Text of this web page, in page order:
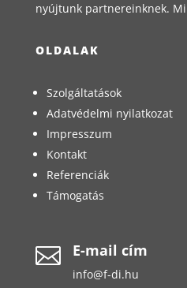
nyújtunk partnereinknek.
OLDALAK
Szolgáltatások
Adatvédelmi nyilatkozat
Impresszum
Kontakt
Referenciák
Támogatás
 E-mail cím
info@f-di.hu